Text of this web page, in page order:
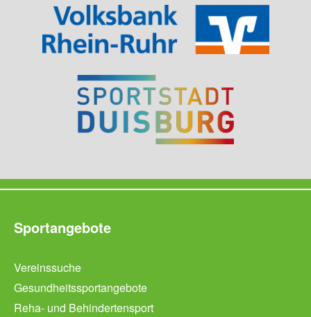
Sportangebote
Vereinssuche
Gesundheitssportangebote
Reha- und Behindertensport